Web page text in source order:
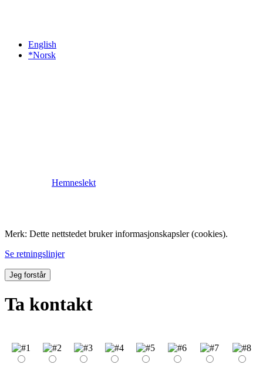
English
*Norsk
Hemneslekt
Merk: Dette nettstedet bruker informasjonskapsler (cookies).
Se retningslinjer
Jeg forstår
Ta kontakt